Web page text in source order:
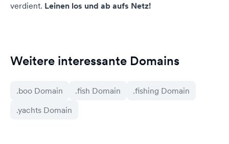
verdient. Leinen los und ab aufs Netz!
Weitere interessante Domains
.boo Domain .fish Domain
.fishing Domain
.yachts Domain